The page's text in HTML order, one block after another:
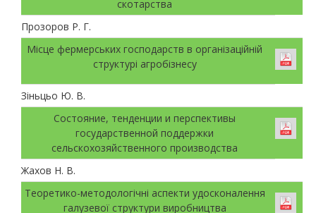
скотарства
Прозоров Р. Г.
Місце фермерських господарств в організаційній
структурі агробізнесу
Зіньцьо Ю. В.
Состояние, тенденции и перспективы
государственной поддержки
сельскохозяйственного производства
Жахов Н. В.
Теоретико-методологічні аспекти удосконалення
галузевої структури виробництва